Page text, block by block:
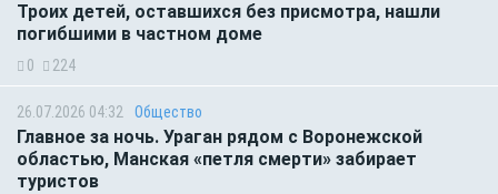
Троих детей, оставшихся без присмотра, нашли
погибшими в частном доме
0 224
26.07.2026 04:32 Общество
Главное за ночь. Ураган рядом с Воронежской
областью, Манская «петля смерти» забирает
туристов